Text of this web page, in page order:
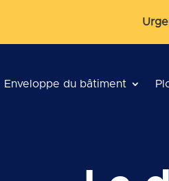
Enveloppe du bâtiment